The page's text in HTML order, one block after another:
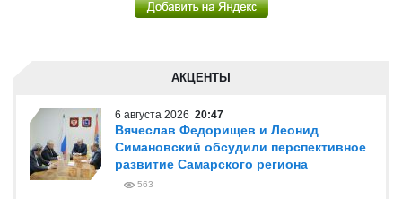
АКЦЕНТЫ
6 августа 2026 20:47
Вячеслав Федорищев и Леонид
Симановский обсудили перспективное
развитие Самарского региона
563